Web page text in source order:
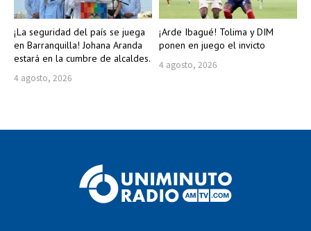
¡La seguridad del país se juega
en Barranquilla! Johana Aranda
estará en la cumbre de alcaldes.
4 agosto, 2026
¡Arde Ibagué! Tolima y DIM
ponen en juego el invicto
4 agosto, 2026